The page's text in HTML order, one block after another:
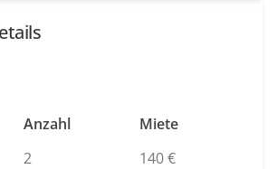
Anzahl
2
Miete
140 €